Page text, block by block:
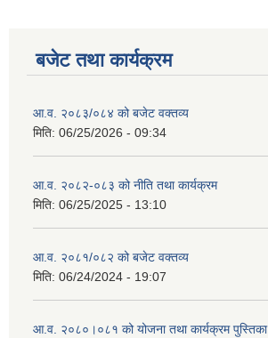
बजेट तथा कार्यक्रम
आ.व. २०८३/०८४ को बजेट वक्तव्य
मिति: 06/25/2026 - 09:34
आ.व. २०८२-०८३ को नीति तथा कार्यक्रम
मिति: 06/25/2025 - 13:10
आ.व. २०८१/०८२ को बजेट वक्तव्य
मिति: 06/24/2024 - 19:07
आ.व. २०८०।०८१ को योजना तथा कार्यक्रम पुस्तिका